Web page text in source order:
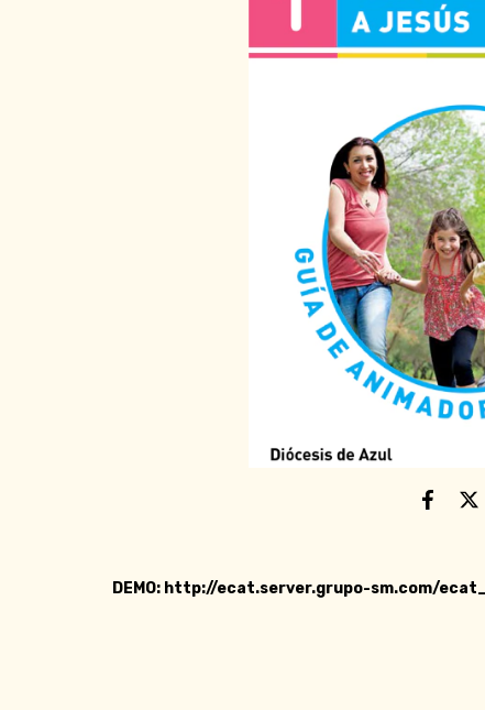
DEMO: http://ecat.server.grupo-sm.com/